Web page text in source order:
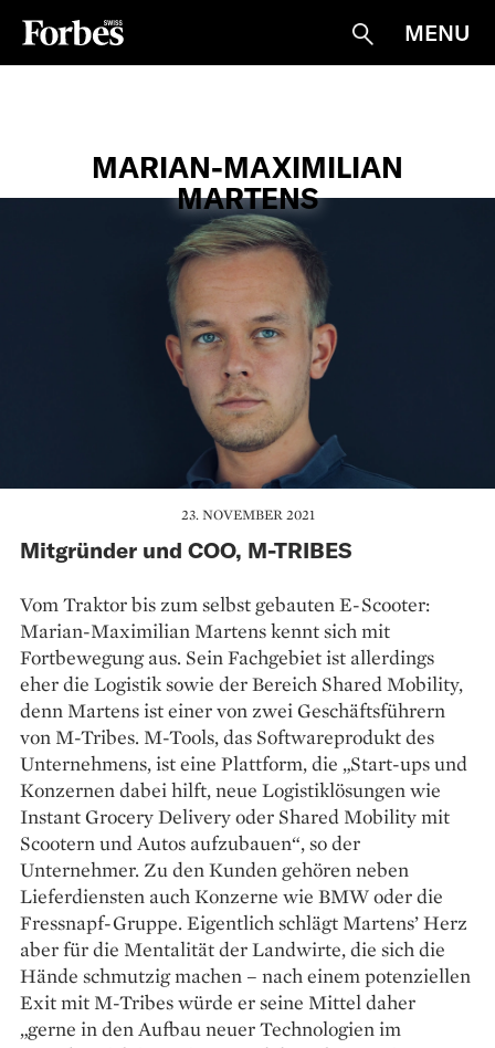
Suche
MENU
MARIAN-MAXIMILIAN
MARTENS
23. NOVEMBER 2021
Mitgründer und COO, M-TRIBES
Vom Traktor bis zum selbst gebauten E-Scooter:
Marian-Maximilian Martens kennt sich mit
Fortbewegung aus. Sein Fachgebiet ist allerdings
eher die Logistik sowie der Bereich Shared Mobility,
denn Martens ist einer von zwei Geschäftsführern
von M-Tribes. M-Tools, das Softwareprodukt des
Unternehmens, ist eine Plattform, die „Start-ups und
Konzernen dabei hilft, neue Logistiklösungen wie
Instant Grocery Delivery oder Shared Mobility mit
Scootern und Autos aufzubauen“, so der
Unternehmer. Zu den Kunden gehören neben
Lieferdiensten auch Konzerne wie BMW oder die
Fressnapf-Gruppe. Eigentlich schlägt Martens’ Herz
aber für die Mentalität der Landwirte, die sich die
Hände schmutzig machen – nach einem potenziellen
Exit mit M-Tribes würde er seine Mittel daher
„gerne in den Aufbau neuer Technologien im